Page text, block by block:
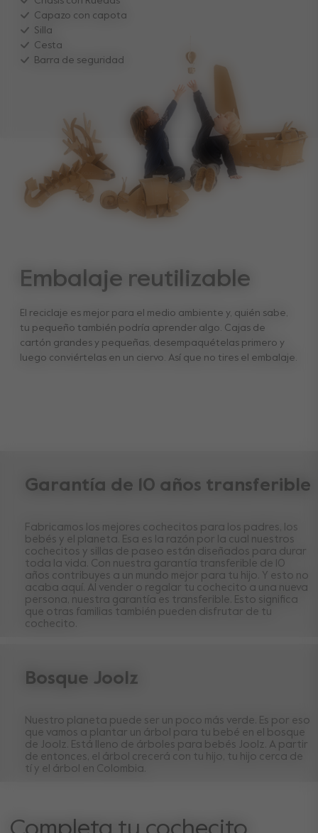
Pesos
Peso del cochecito con el capazo
Volumen de la cesta de compras
Capacidad máxima de la sillita 22 kg
Capacidad máxima cesta de la compra 15 kg
Capacidad y restricciones
Edad mínima niño
Capazo con capota
Silla
Cesta
Barra de seguridad
Embalaje reutilizable
El reciclaje es mejor para el medio ambiente y, quién sabe,
tu pequeño también podría aprender algo. Cajas de
cartón grandes y pequeñas, desempaquételas primero y
luego conviértelas en un ciervo. Así que no tires el embalaje.
Garantía de 10 años transferible
Fabricamos los mejores cochecitos para los padres, los
bebés y el planeta. Esa es la razón por la cual nuestros
cochecitos y sillas de paseo están diseñados para durar
toda la vida. Con nuestra garantía transferible de 10
años contribuyes a un mundo mejor para tu hijo. Y esto no
acaba aquí. Al vender o regalar tu cochecito a una nueva
persona, nuestra garantía es transferible. Esto significa
que otras familias también pueden disfrutar de tu
cochecito.
Bosque Joolz
Nuestro planeta puede ser un poco más verde. Es por eso
que vamos a plantar un árbol para tu bebé en el bosque
de Joolz. Está lleno de árboles para bebés Joolz. A partir
de entonces, el árbol crecerá con tu hijo, tu hijo cerca de
tí y el árbol en Colombia.